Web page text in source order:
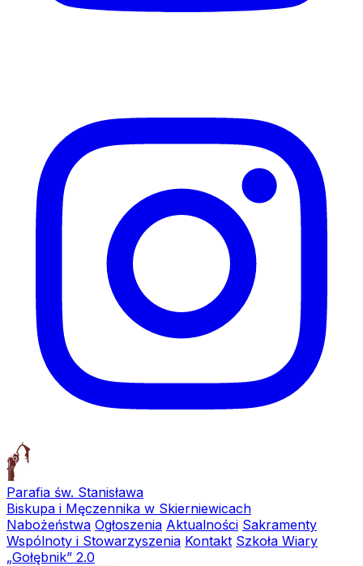
Parafia św. Stanisława
Biskupa i Męczennika w Skierniewicach
Nabożeństwa Ogłoszenia Aktualności Sakramenty
Wspólnoty i Stowarzyszenia Kontakt Szkoła Wiary
„Gołębnik” 2.0